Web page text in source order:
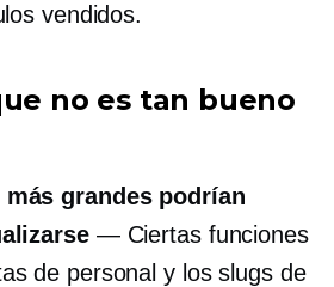
vendidos.
no es tan bueno
más grandes podrían
— Ciertas funciones
de personal y los slugs de